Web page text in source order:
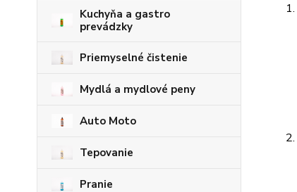
Kuchyňa a gastro
prevádzky
Priemyselné čistenie
Mydlá a mydlové peny
Auto Moto
Tepovanie
Pranie